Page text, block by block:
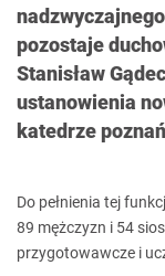
pozostaje
Stanisław
ustanowienia
katedrze
Do pełnienia tej
89 mężczyzn i 54
przygotowawcze i